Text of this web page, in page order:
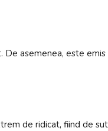
De asemenea, este emis
de ridicat, fiind de